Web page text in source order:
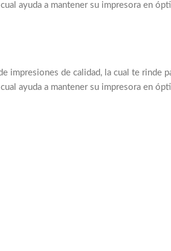
cual ayuda a mantener su impresora en
impresiones de calidad, la cual te rinde
cual ayuda a mantener su impresora en